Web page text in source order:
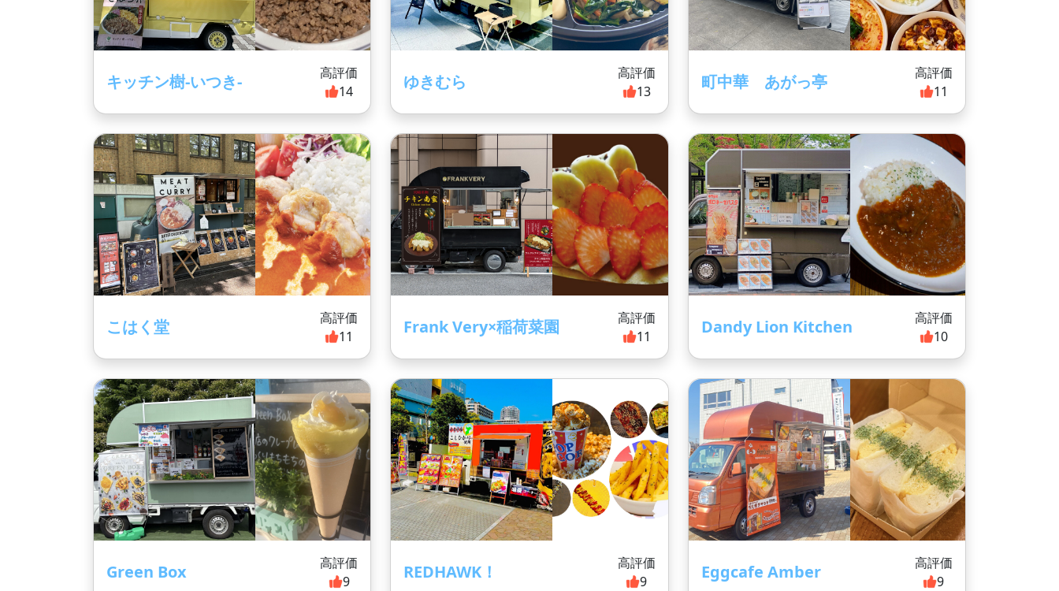
キッチン樹-いつき-
高評価
14
ゆきむら
高評価
13
町中華 あがっ亭
高評価
11
こはく堂
高評価
11
Frank Very×稲荷菜園
高評価
11
Dandy Lion Kitchen
高評価
10
Green Box
高評価
9
REDHAWK！
高評価
9
Eggcafe Amber
高評価
9